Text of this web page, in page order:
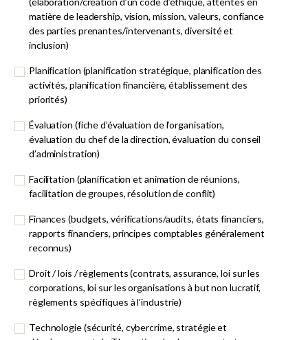
matière de leadership, vision, mission, valeurs, confiance
des parties prenantes/intervenants, diversité et
inclusion)
Planification (planification stratégique, planification des
activités, planification financière, établissement des
priorités)
Évaluation (fiche d’évaluation de l’organisation,
évaluation du chef de la direction, évaluation du conseil
d’administration)
Facilitation (planification et animation de réunions,
facilitation de groupes, résolution de conflit)
Finances (budgets, vérifications/audits, états financiers,
rapports financiers, principes comptables généralement
reconnus)
Droit / lois / règlements (contrats, assurance, loi sur les
corporations, loi sur les organisations à but non lucratif,
règlements spécifiques à l’industrie)
Technologie (sécurité, cybercrime, stratégie et